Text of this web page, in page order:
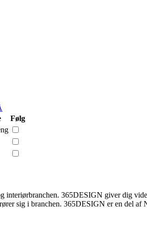
Følg
365DESIGN giver dig
sig i branchen. 365DESIGN er en del af